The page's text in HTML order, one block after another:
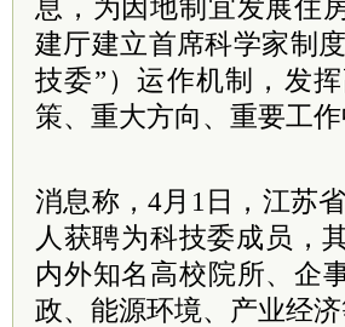
息，为因地制宜发展住
建厅建立首席科学家制
技委”）运作机制，发
策、重大方向、重要工
消息称，4月1日，江苏
人获聘为科技委成员，
内外知名高校院所、企
政、能源环境、产业经济